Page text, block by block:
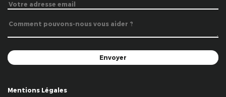
Mentions Légales